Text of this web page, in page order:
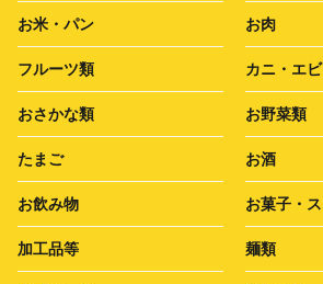
お米・パン お肉
フルーツ類 カニ・エビ
おさかな類 お野菜類
たまご お酒
お飲み物 お菓子・
加工品等 麺類